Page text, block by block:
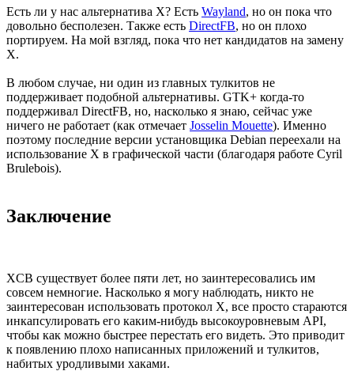
Есть ли у нас альтернатива X? Есть Wayland, но он пока что
довольно бесполезен. Также есть DirectFB, но он плохо
портируем. На мой взгляд, пока что нет кандидатов на замену
X.
В любом случае, ни один из главных тулкитов не
поддерживает подобной альтернативы. GTK+ когда-то
поддерживал DirectFB, но, насколько я знаю, сейчас уже
ничего не работает (как отмечает Josselin Mouette). Именно
поэтому последние версии установщика Debian переехали на
использование X в графической части (благодаря работе Cyril
Brulebois).
Заключение
XCB существует более пяти лет, но заинтересовались им
совсем немногие. Насколько я могу наблюдать, никто не
заинтересован использовать протокол X, все просто стараются
инкапсулировать его каким-нибудь высокоуровневым API,
чтобы как можно быстрее перестать его видеть. Это приводит
к появлению плохо написанных приложений и тулкитов,
набитых уродливыми хаками.